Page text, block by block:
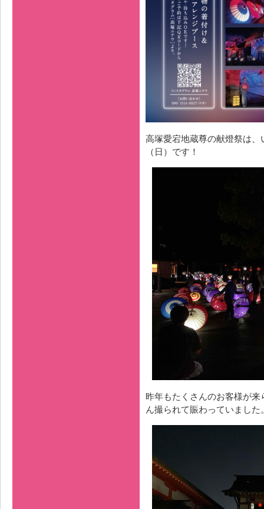
高塚愛宕地蔵尊の献燈祭は
（日）です！
昨年もたくさんのお客様が
ん撮られて賑わっていました